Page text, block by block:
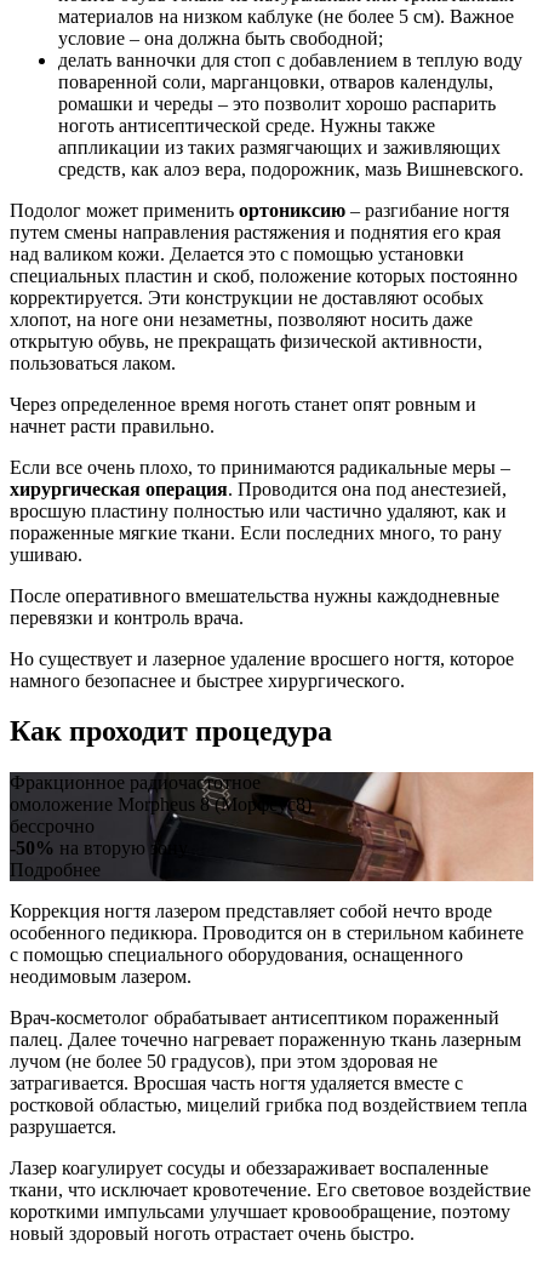
материалов на низком каблуке (не более 5 см). Важное
условие – она должна быть свободной;
делать ванночки для стоп с добавлением в теплую воду
поваренной соли, марганцовки, отваров календулы,
ромашки и череды – это позволит хорошо распарить
ноготь антисептической среде. Нужны также
аппликации из таких размягчающих и заживляющих
средств, как алоэ вера, подорожник, мазь Вишневского.
Подолог может применить ортониксию – разгибание ногтя
путем смены направления растяжения и поднятия его края
над валиком кожи. Делается это с помощью установки
специальных пластин и скоб, положение которых постоянно
корректируется. Эти конструкции не доставляют особых
хлопот, на ноге они незаметны, позволяют носить даже
открытую обувь, не прекращать физической активности,
пользоваться лаком.
Через определенное время ноготь станет опят ровным и
начнет расти правильно.
Если все очень плохо, то принимаются радикальные меры –
хирургическая операция. Проводится она под анестезией,
вросшую пластину полностью или частично удаляют, как и
пораженные мягкие ткани. Если последних много, то рану
ушиваю.
После оперативного вмешательства нужны каждодневные
перевязки и контроль врача.
Но существует и лазерное удаление вросшего ногтя, которое
намного безопаснее и быстрее хирургического.
Как проходит процедура
Фракционное радиочастотное
омоложение Morpheus 8 (Морфеус8)
бессрочно
-50% на вторую зону
Подробнее
Коррекция ногтя лазером представляет собой нечто вроде
особенного педикюра. Проводится он в стерильном кабинете
с помощью специального оборудования, оснащенного
неодимовым лазером.
Врач-косметолог обрабатывает антисептиком пораженный
палец. Далее точечно нагревает пораженную ткань лазерным
лучом (не более 50 градусов), при этом здоровая не
затрагивается. Вросшая часть ногтя удаляется вместе с
ростковой областью, мицелий грибка под воздействием тепла
разрушается.
Лазер коагулирует сосуды и обеззараживает воспаленные
ткани, что исключает кровотечение. Его световое воздействие
короткими импульсами улучшает кровообращение, поэтому
новый здоровый ноготь отрастает очень быстро.